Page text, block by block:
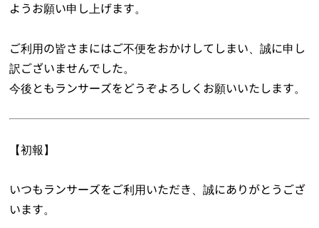
ようお願い申し上げます。
ご利用の皆さまにはご不便をおかけしてしまい、誠に申し
訳ございませんでした。
今後ともランサーズをどうぞよろしくお願いいたします。
【初報】
いつもランサーズをご利用いただき、誠にありがとうござ
います。